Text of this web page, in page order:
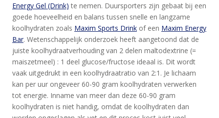
Energy Gel (Drink) te nemen. Duursporters zijn gebaat bij een
goede hoeveelheid en balans tussen snelle en langzame
koolhydraten zoals Maxim Sports Drink of een Maxim Energy
Bar. Wetenschappelijk onderzoek heeft aangetoond dat de
juiste koolhydraatverhouding van 2 delen maltodextrine (=
maiszetmeel) : 1 deel glucose/fructose ideaal is. Dit wordt
vaak uitgedrukt in een koolhydraatratio van 2:1. Je lichaam
kan per uur ongeveer 60-90 gram koolhydraten verwerken
tot energie. Inname van meer dan deze 60-90 gram
koolhydraten is niet handig, omdat de koolhydraten dan